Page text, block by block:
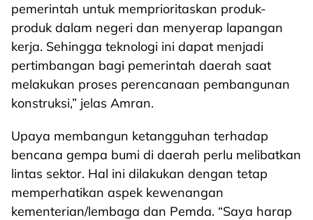
pemerintah untuk memprioritaskan produk-
produk dalam negeri dan menyerap lapangan
kerja. Sehingga teknologi ini dapat menjadi
pertimbangan bagi pemerintah daerah saat
melakukan proses perencanaan pembangunan
konstruksi,” jelas Amran.
Upaya membangun ketangguhan terhadap
bencana gempa bumi di daerah perlu melibatkan
lintas sektor. Hal ini dilakukan dengan tetap
memperhatikan aspek kewenangan
kementerian/lembaga dan Pemda. “Saya harap